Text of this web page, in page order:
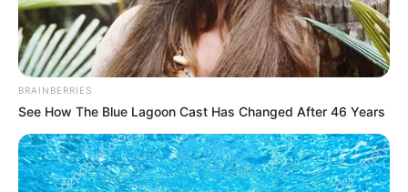
News
ΤΑ ΠΙΟ ΔΗΜΟΦΙΛΗ
BRAINBERRIES
See How The Blue Lagoon Cast Has Changed After 46 Years